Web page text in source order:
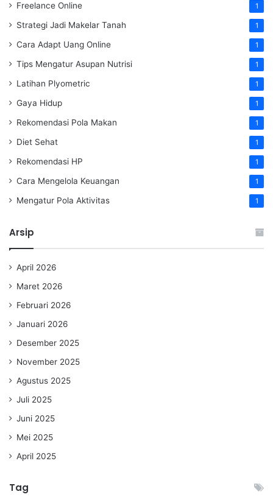
Freelance Online 1
Strategi Jadi Makelar Tanah 1
Cara Adapt Uang Online 1
Tips Mengatur Asupan Nutrisi 1
Latihan Plyometric 1
Gaya Hidup 1
Rekomendasi Pola Makan 1
Diet Sehat 1
Rekomendasi HP 1
Cara Mengelola Keuangan 1
Mengatur Pola Aktivitas 1
Arsip
April 2026
Maret 2026
Februari 2026
Januari 2026
Desember 2025
November 2025
Agustus 2025
Juli 2025
Juni 2025
Mei 2025
April 2025
Tag